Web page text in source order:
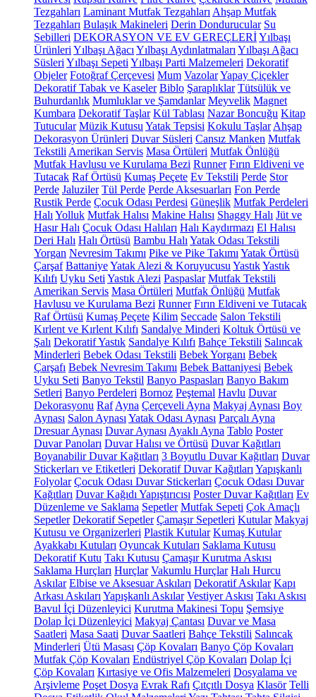
Tezgahları Laminant Mutfak Tezgahları Ahşap Mutfak
Tezgahları Bulaşık Makineleri Derin Dondurucular Su
Sebilleri DEKORASYON VE EV GEREÇLERİYılbaşı
Ürünleri Yılbaşı Ağacı Yılbaşı Aydınlatmaları Yılbaşı Ağacı
Süsleri Yılbaşı Sepeti Yılbaşı Parti Malzemeleri Dekoratif
Objeler Fotoğraf Çerçevesi Mum VazolarYapay Çiçekler
Dekoratif Tabak ve Kaseler Biblo Şaraplıklar Tütsülük ve
Buhurdanlık Mumluklar ve Şamdanlar Meyvelik Magnet
Kumbara Dekoratif Taşlar Kül Tablası Nazar Boncuğu Kitap
Tutucular Müzik Kutusu Yatak Tepsisi Kokulu Taşlar Ahşap
Dekorasyon Ürünleri Duvar Süsleri Cansız Manken Mutfak
Tekstili Amerikan Servis Masa Örtüleri Mutfak Önlüğü
Mutfak Havlusu ve Kurulama Bezi Runner Fırın Eldiveni ve
Tutacak Raf Örtüsü Kumaş Peçete Ev Tekstili Perde Stor
Perde Jaluziler Tül Perde Perde Aksesuarları Fon Perde
Rustik Perde Çocuk Odası Perdesi Güneşlik Mutfak Perdeleri
Halı Yolluk Mutfak Halısı Makine Halısı Shaggy Halı Jüt ve
Hasır Halı Çocuk Odası Halıları Halı Kaydırmazı El Halısı
Deri Halı Halı Örtüsü Bambu Halı Yatak Odası Tekstili
Yorgan Nevresim Takımı Pike ve Pike Takımı Yatak Örtüsü
Çarşaf BattaniyeYatak Alezi & Koruyucusu YastıkYastık
Kılıfı Uyku Seti Yastık Alezi Paspaslar Mutfak Tekstili
Amerikan Servis Masa Örtüleri Mutfak Önlüğü Mutfak
Havlusu ve Kurulama Bezi Runner Fırın Eldiveni ve Tutacak
Raf Örtüsü Kumaş Peçete Kilim Seccade Salon Tekstili
Kırlent ve Kırlent Kılıfı Sandalye Minderi Koltuk Örtüsü ve
Şalı Dekoratif Yastık Sandalye Kılıfı Bahçe Tekstili Salıncak
Minderleri Bebek Odası Tekstili Bebek Yorganı Bebek
Çarşafı Bebek Nevresim Takımı Bebek Battaniyesi Bebek
Uyku Seti Banyo Tekstil Banyo Paspasları Banyo Bakım
Setleri Banyo Perdeleri Bornoz Peştemal Havlu Duvar
Dekorasyonu Raf Ayna Çerçeveli Ayna Makyaj Aynası Boy
Aynası Salon Aynası Yatak Odası Aynası Parçalı Ayna
Dresuar Aynası Duvar Aynası Ayaklı Ayna Tablo Poster
Duvar Panoları Duvar Halısı ve Örtüsü Duvar Kağıtları
Boyanabilir Duvar Kağıtları 3 Boyutlu Duvar Kağıtları Duvar
Stickerları ve Etiketleri Dekoratif Duvar Kağıtları Yapışkanlı
Folyolar Çocuk Odası Duvar Stickerları Çocuk Odası Duvar
Kağıtları Duvar Kağıdı Yapıştırıcısı Poster Duvar Kağıtları Ev
Düzenleme ve Saklama Sepetler Mutfak Sepeti Çok Amaçlı
Sepetler Dekoratif Sepetler Çamaşır Sepetleri Kutular Makyaj
Kutusu ve Organizerleri Plastik Kutular Kumaş Kutular
Ayakkabı Kutuları Oyuncak Kutuları Saklama Kutusu
Dekoratif Kutu Takı Kutusu Çamaşır Kurutma Askısı
Saklama Hurçları Hurçlar Vakumlu Hurçlar Halı Hurcu
Askılar Elbise ve Aksesuar Askıları Dekoratif Askılar Kapı
Arkası Askıları Yapışkanlı Askılar Vestiyer Askısı Takı Askısı
Bavul İçi Düzenleyici Kurutma Makinesi Topu Şemsiye
Dolap İçi Düzenleyici Makyaj Çantası Duvar ve Masa
Saatleri Masa Saati Duvar Saatleri Bahçe Tekstili Salıncak
Minderleri Ütü Masası Çöp Kovaları Banyo Çöp Kovaları
Mutfak Çöp Kovaları Endüstriyel Çöp Kovaları Dolap İçi
Çöp Kovaları Kırtasiye ve Ofis Malzemeleri Dosyalama ve
Arşivleme Poşet Dosya Evrak Rafı Çıtçıtlı Dosya Klasör Telli